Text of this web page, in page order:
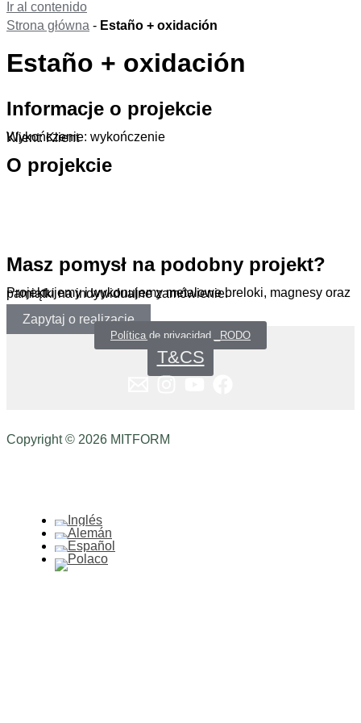
Ir al contenido
Strona główna - Estaño + oxidación
Estaño + oxidación
Informacje o projekcie
Wykończenie: wykończenie
Klient: Klient
O projekcie
Masz pomysł na podobny projekt?
Projektujemy i wykonujemy metalowe breloki, magnesy oraz pamiątki na indywidualne zamówienie.
Zapytaj o realizację
Política de privacidad _RODO
T&CS
Copyright © 2026 MITFORM